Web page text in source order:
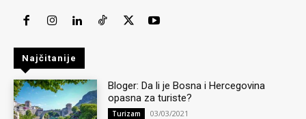
Najčitanije
Bloger: Da li je Bosna i Hercegovina
opasna za turiste?
Turizam 03/03/2021